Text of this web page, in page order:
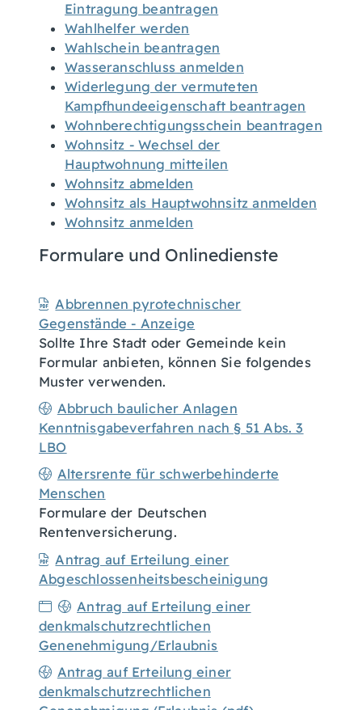
Eintragung beantragen
Wahlhelfer werden
Wahlschein beantragen
Wasseranschluss anmelden
Widerlegung der vermuteten
Kampfhundeeigenschaft beantragen
Wohnberechtigungsschein beantragen
Wohnsitz - Wechsel der
Hauptwohnung mitteilen
Wohnsitz abmelden
Wohnsitz als Hauptwohnsitz anmelden
Wohnsitz anmelden
Formulare und Onlinedienste
Abbrennen pyrotechnischer
Gegenstände - Anzeige
Sollte Ihre Stadt oder Gemeinde kein
Formular anbieten, können Sie folgendes
Muster verwenden.
Abbruch baulicher Anlagen
Kenntnisgabeverfahren nach § 51 Abs. 3
LBO
Altersrente für schwerbehinderte
Menschen
Formulare der Deutschen
Rentenversicherung.
Antrag auf Erteilung einer
Abgeschlossenheitsbescheinigung
Antrag auf Erteilung einer
denkmalschutzrechtlichen
Genenehmigung/Erlaubnis
Antrag auf Erteilung einer
denkmalschutzrechtlichen